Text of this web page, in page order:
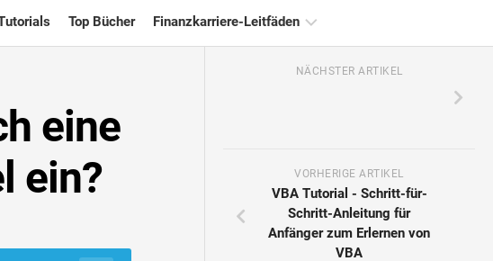
Top Bücher Finanzkarriere-Leitfäden
eine
ein?
NÄCHSTER ARTIKEL
VORHERIGE ARTIKEL
VBA Tutorial - Schritt-für-
Schritt-Anleitung für
Anfänger zum Erlernen von
VBA